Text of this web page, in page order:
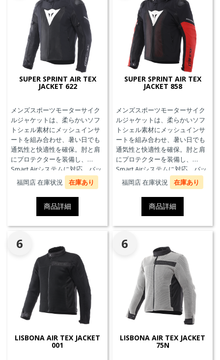
SUPER SPRINT AIR TEX
JACKET 622
メンズスポーツモーターサイク
ルジャケットは、柔らかいソフ
トシェル素材にメッシュインサ
ートを組み合わせ、暑い日でも
通気性と快適性を確保。肘と肩
にプロテクターを装備し、
Smart Airシステムに対応。バッ
クプロテクターおよびチェスト
プロテクターにも対応していま
福岡店 在庫状況 在庫あり
商品詳細
SUPER SPRINT AIR TEX
JACKET 858
メンズスポーツモーターサイク
ルジャケットは、柔らかいソフ
トシェル素材にメッシュインサ
ートを組み合わせ、暑い日でも
通気性と快適性を確保。肘と肩
にプロテクターを装備し、
Smart Airシステムに対応。バッ
クプロテクターおよびチェスト
プロテクターにも対応していま
福岡店 在庫状況 在庫あり
商品詳細
6
LISBONA AIR TEX JACKET
001
6
LISBONA AIR TEX JACKET
75N